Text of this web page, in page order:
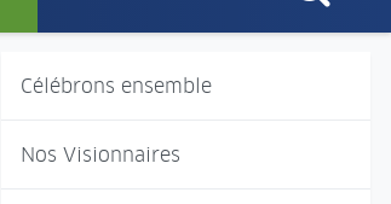
Célébrons ensemble
Nos Visionnaires